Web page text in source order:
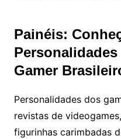
Painéis:
Gamer
Personalidades dos
revistas de
figurinhas carimbadas